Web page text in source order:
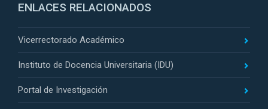
ENLACES RELACIONADOS
Vicerrectorado Académico
Instituto de Docencia Universitaria (IDU)
Portal de Investigación